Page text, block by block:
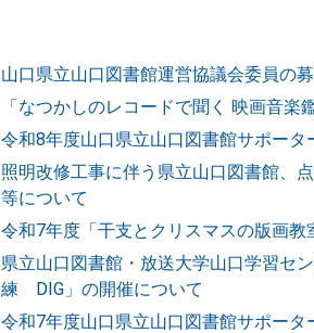
山口県立山口図書館運営協議会委員の
「なつかしのレコードで聞く 映画音楽
令和8年度山口県立山口図書館サポータ
照明改修工事に伴う県立山口図書館、
等について
令和7年度「干支とクリスマスの版画教
県立山口図書館・放送大学山口学習セ
練 DIG」の開催について
令和7年度山口県立山口図書館サポータ